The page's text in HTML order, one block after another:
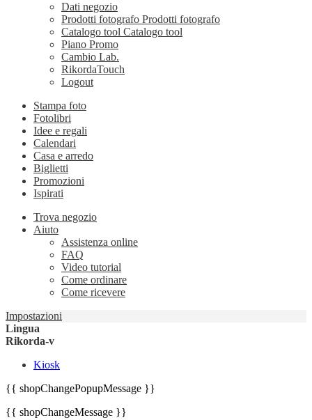
Dati negozio
Prodotti fotografo Prodotti fotografo
Catalogo tool Catalogo tool
Piano Promo
Cambio Lab.
RikordaTouch
Logout
Stampa foto
Fotolibri
Idee e regali
Calendari
Casa e arredo
Biglietti
Promozioni
Ispirati
Trova negozio
Aiuto
Assistenza online
FAQ
Video tutorial
Come ordinare
Come ricevere
Impostazioni
Lingua
Rikorda-v
Kiosk
{{ shopChangePopupMessage }}
{{ shopChangeMessage }}